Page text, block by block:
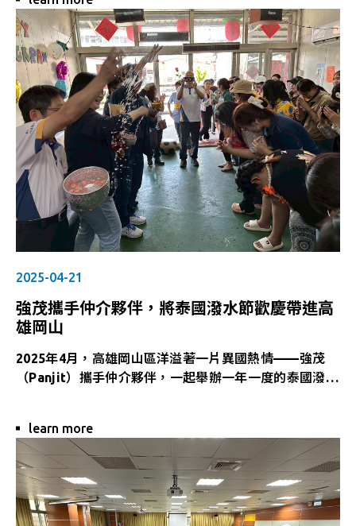
的重視與照顧。
2025-04-21
強茂攜手仲介夥伴，將泰國潑水節歡慶帶進高
雄岡山
2025年4月，高雄岡山區洋溢著一片異國熱情——強茂
（Panjit）攜手仲介夥伴，一起舉辦一年一度的泰國潑水
learn more